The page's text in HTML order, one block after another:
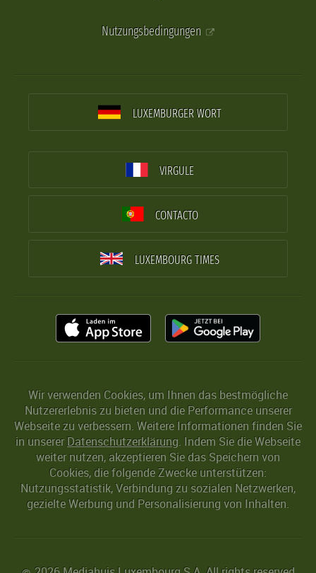
Nutzungsbedingungen
LUXEMBURGER WORT
VIRGULE
CONTACTO
LUXEMBOURG TIMES
Wir verwenden Cookies, um Ihnen das bestmögliche
Nutzererlebnis zu bieten und die Performance unserer
Webseite zu verbessern. Weitere Informationen finden Sie
in unserer Datenschutzerklärung. Indem Sie die Webseite
weiter nutzen, akzeptieren Sie das Speichern von
Cookies, die folgende Zwecke unterstützen:
Nutzungsstatistik, Verbindung zu sozialen Netzwerken,
gezielte Werbung und Personalisierung von Inhalten.